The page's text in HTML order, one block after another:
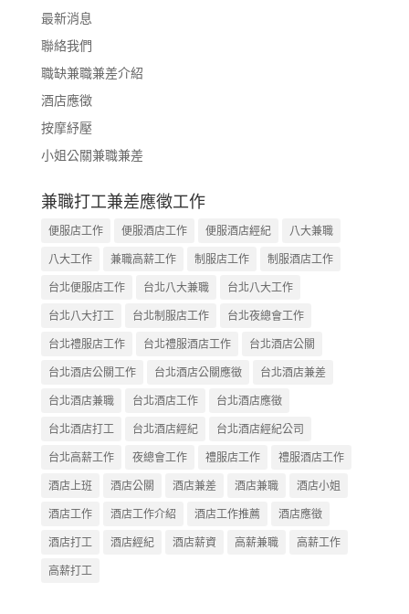
最新消息
聯絡我們
職缺兼職兼差介紹
酒店應徵
按摩紓壓
小姐公關兼職兼差
兼職打工兼差應徵工作
便服店工作 便服酒店工作 便服酒店經紀
八大兼職
八大工作
兼職高薪工作 制服店工作
制服酒店工作
台北便服店工作
台北八大兼職
台北八大工作
台北八大打工
台北制服店工作
台北夜總會工作
台北禮服店工作
台北禮服酒店工作
台北酒店公關
台北酒店公關工作
台北酒店公關應徵
台北酒店兼差
台北酒店兼職
台北酒店工作
台北酒店應徵
台北酒店打工
台北酒店經紀
台北酒店經紀公司
台北高薪工作
夜總會工作 禮服店工作
禮服酒店工作
酒店上班
酒店公關 酒店兼差 酒店兼職
酒店小姐
酒店工作
酒店工作介紹 酒店工作推薦
酒店應徵
酒店打工
酒店經紀 酒店薪資 高薪兼職
高薪工作
高薪打工